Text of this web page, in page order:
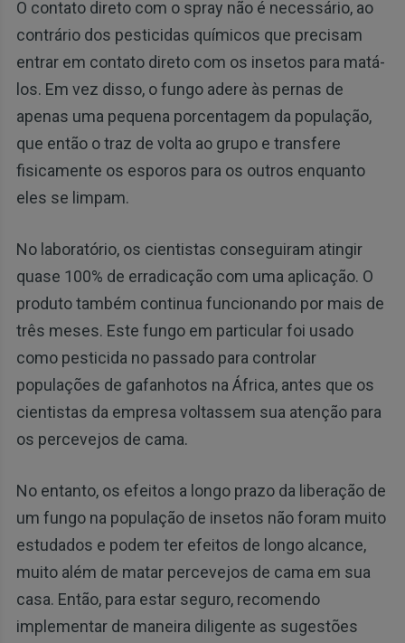
O contato direto com o spray não é necessário, ao
contrário dos pesticidas químicos que precisam
entrar em contato direto com os insetos para matá-
los. Em vez disso, o fungo adere às pernas de
apenas uma pequena porcentagem da população,
que então o traz de volta ao grupo e transfere
fisicamente os esporos para os outros enquanto
eles se limpam.
No laboratório, os cientistas conseguiram atingir
quase 100% de erradicação com uma aplicação. O
produto também continua funcionando por mais de
três meses. Este fungo em particular foi usado
como pesticida no passado para controlar
populações de gafanhotos na África, antes que os
cientistas da empresa voltassem sua atenção para
os percevejos de cama.
No entanto, os efeitos a longo prazo da liberação de
um fungo na população de insetos não foram muito
estudados e podem ter efeitos de longo alcance,
muito além de matar percevejos de cama em sua
casa. Então, para estar seguro, recomendo
implementar de maneira diligente as sugestões